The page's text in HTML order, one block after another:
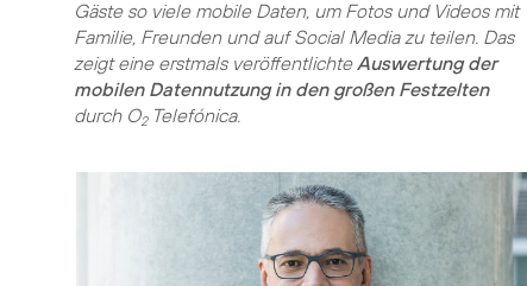
Gäste so viele mobile Daten, um Fotos und Videos mit
Familie, Freunden und auf Social Media zu teilen. Das
zeigt eine erstmals veröffentlichteAuswertung der
mobilen Datennutzung in den großen Festzelten
durch O2Telefónica.